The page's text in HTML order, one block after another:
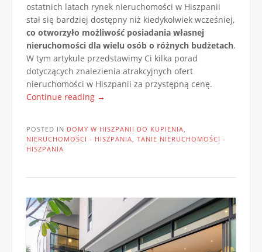
ostatnich latach rynek nieruchomości w Hiszpanii
stał się bardziej dostępny niż kiedykolwiek wcześniej,
co otworzyło możliwość posiadania własnej
nieruchomości dla wielu osób o różnych budżetach.
W tym artykule przedstawimy Ci kilka porad
dotyczących znalezienia atrakcyjnych ofert
nieruchomości w Hiszpanii za przystępną cenę.
Continue reading „Przystępne
w
→
POSTED IN DOMY W HISZPANII DO KUPIENIA
NIERUCHOMOŚCI - HISZPANIA TANIE NIERUCHOMOŚCI -
HISZPANIA